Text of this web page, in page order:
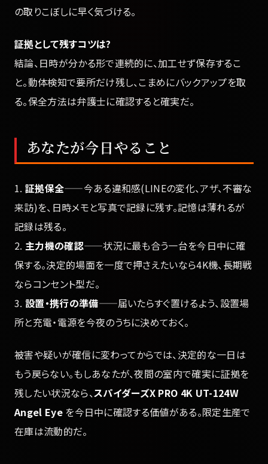
の取りこぼしに早く気づける。
証拠として残すコツは?
結論、日時が分かる形で連続的に、加工せず保存するこ
と。動体検知で要所だけ残し、こまめにバックアップを取
る。保全方法は弁護士に確認すると確実だ。
あなたが今日やること
1. 証拠保全——今ある違和感(LINEの変化、アザ、不審な
来訪)を、日時メモと写真で記録に残す。記憶は薄れるが
記録は残る。
2. 主力機の確認——状況に最も合う一台を今日中に確
保する。決定的場面を一度で押さえたいなら4K機、長期戦
ならコンセント型だ。
3. 設置・携行の準備——届いたらすぐ置けるよう、設置場
所と充電・電源を今夜のうちに決めておく。
被害や疑いが確信に変わってからでは、決定的な一日は
もう戻らない。もしあなたが、夜間の室内で確実に証拠を
残したい状況なら、スパイダーズX PRO 4K UT-124W
Angel Eyeを今日中に確認する価値がある。限定生産で
在庫は流動的だ。